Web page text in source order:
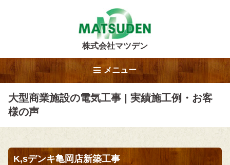
株式会社マツデン
メニュー
大型商業施設の電気工事 | 実績施工例・お客
様の声
K,sデンキ亀岡店新築工事